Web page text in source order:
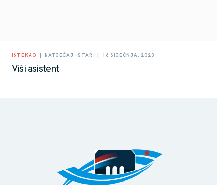
ISTEKAO | NATJEČAJ - STARI | 16 SIJEČNJA, 2023
Viši asistent